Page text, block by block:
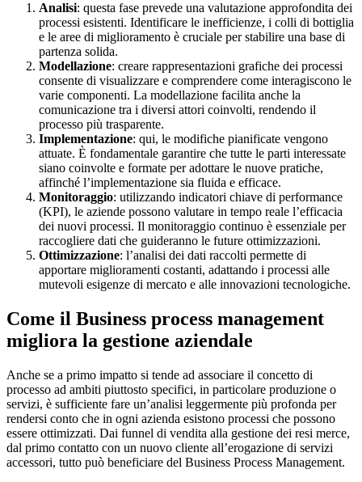
Analisi: questa fase prevede una valutazione approfondita dei
processi esistenti. Identificare le inefficienze, i colli di bottiglia
e le aree di miglioramento è cruciale per stabilire una base di
partenza solida.
Modellazione: creare rappresentazioni grafiche dei processi
consente di visualizzare e comprendere come interagiscono le
varie componenti. La modellazione facilita anche la
comunicazione tra i diversi attori coinvolti, rendendo il
processo più trasparente.
Implementazione: qui, le modifiche pianificate vengono
attuate. È fondamentale garantire che tutte le parti interessate
siano coinvolte e formate per adottare le nuove pratiche,
affinché l’implementazione sia fluida e efficace.
Monitoraggio: utilizzando indicatori chiave di performance
(KPI), le aziende possono valutare in tempo reale l’efficacia
dei nuovi processi. Il monitoraggio continuo è essenziale per
raccogliere dati che guideranno le future ottimizzazioni.
Ottimizzazione: l’analisi dei dati raccolti permette di
apportare miglioramenti costanti, adattando i processi alle
mutevoli esigenze di mercato e alle innovazioni tecnologiche.
Come il Business process management
migliora la gestione aziendale
Anche se a primo impatto si tende ad associare il concetto di
processo ad ambiti piuttosto specifici, in particolare produzione o
servizi, è sufficiente fare un’analisi leggermente più profonda per
rendersi conto che in ogni azienda esistono processi che possono
essere ottimizzati. Dai funnel di vendita alla gestione dei resi merce,
dal primo contatto con un nuovo cliente all’erogazione di servizi
accessori, tutto può beneficiare del Business Process Management.